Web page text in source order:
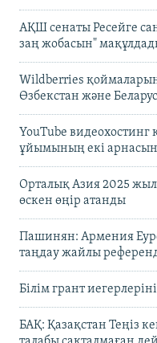
АҚШ сенаты Ресейге
заң жобасын"
Wildberries
Өзбекстан және
YouTube видеохостинг
ұйымының екі арнасын
Орталық Азия 2025
өскен өңір атанды
Пашинян: Армения
таңдау жайлы
Білім грант
БАҚ: Қазақстан Теңіз